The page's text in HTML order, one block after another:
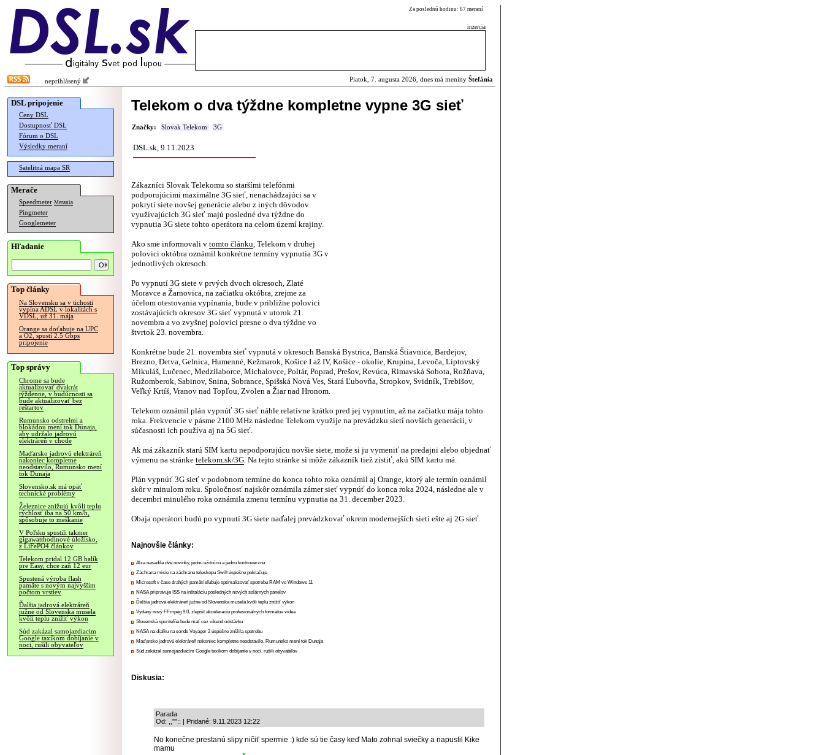
Za poslednú hodinu: 67 meraní
inzercia
neprihlásený Piatok, 7. augusta 2026, dnes má meniny Štefánia
DSL pripojenie
Ceny DSL
Dostupnosť DSL
Fórum o DSL
Výsledky meraní
Satelitná mapa SR
Merače
Speedmeter Merania
Pingmeter
Googlemeter
Hľadanie
Top články
Na Slovensku sa v tichosti
vypína ADSL v lokalitách s
VDSL, už 31. mája
Orange sa doťahuje na UPC
a O2, spustí 2.5 Gbps
pripojenie
Top správy
Chrome sa bude
aktualizovať dvakrát
týždenne, v budúcnosti sa
bude aktualizovať bez
reštartov
Rumunsko odstrelmi a
blokádou mení tok Dunaja,
aby udržalo jadrovú
elektráreň v chode
Maďarsko jadrovú elektráreň
nakoniec kompletne
neodstavilo, Rumunsko mení
tok Dunaja
Slovensko.sk má opäť
technické problémy
Železnice znižujú kvôli teplu
rýchlosť iba na 50 km/h,
spôsobuje to meškanie
V Poľsku spustili takmer
gigawatthodinové úložisko,
z LiFePO4 článkov
Telekom pridal 12 GB balík
pre Easy, chce zaň 12 eur
Spustená výroba flash
pamäte s novým najvyšším
počtom vrstiev
Ďalšia jadrová elektráreň
južne od Slovenska musela
kvôli teplu znížiť výkon
Súd zakázal samojazdiacim
Google taxíkom dobíjanie v
noci, rušili obyvateľov
Telekom o dva týždne kompletne vypne 3G sieť
Značky: Slovak Telekom 3G
DSL.sk, 9.11.2023
Zákazníci Slovak Telekomu so staršími telefónmi
podporujúcimi maximálne 3G sieť, nenachádzajúci sa v
pokrytí siete novšej generácie alebo z iných dôvodov
využívajúcich 3G sieť majú posledné dva týždne do
vypnutia 3G siete tohto operátora na celom území krajiny.
Ako sme informovali v tomto článku, Telekom v druhej
polovici októbra oznámil konkrétne termíny vypnutia 3G v
jednotlivých okresoch.
Po vypnutí 3G siete v prvých dvoch okresoch, Zlaté
Moravce a Žarnovica, na začiatku októbra, zrejme za
účelom otestovania vypínania, bude v približne polovici
zostávajúcich okresov 3G sieť vypnutá v utorok 21.
novembra a vo zvyšnej polovici presne o dva týždne vo
štvrtok 23. novembra.
Konkrétne bude 21. novembra sieť vypnutá v okresoch Banská Bystrica, Banská Štiavnica, Bardejov,
Brezno, Detva, Gelnica, Humenné, Kežmarok, Košice I až IV, Košice - okolie, Krupina, Levoča, Liptovský
Mikuláš, Lučenec, Medzilaborce, Michalovce, Poltár, Poprad, Prešov, Revúca, Rimavská Sobota, Rožňava,
Ružomberok, Sabinov, Snina, Sobrance, Spišská Nová Ves, Stará Ľubovňa, Stropkov, Svidník, Trebišov,
Veľký Krtíš, Vranov nad Topľou, Zvolen a Žiar nad Hronom.
Telekom oznámil plán vypnúť 3G sieť náhle relatívne krátko pred jej vypnutím, až na začiatku mája tohto
roka. Frekvencie v pásme 2100 MHz následne Telekom využije na prevádzku sietí novších generácií, v
súčasnosti ich používa aj na 5G sieť.
Ak má zákazník starú SIM kartu nepodporujúcu novšie siete, može si ju vymeniť na predajni alebo objednať
výmenu na stránke telekom.sk/3G. Na tejto stránke si môže zákazník tiež zistiť, akú SIM kartu má.
Plán vypnúť 3G sieť v podobnom termíne do konca tohto roka oznámil aj Orange, ktorý ale termín oznámil
skôr v minulom roku. Spoločnosť najskôr oznámila zámer sieť vypnúť do konca roka 2024, následne ale v
decembri minulého roka oznámila zmenu termínu vypnutia na 31. december 2023.
Obaja operátori budú po vypnutí 3G siete naďalej prevádzkovať okrem modernejších sietí ešte aj 2G sieť.
Najnovšie články:
Alza nasadila dve novinky, jednu užitočnú a jednu kontroverznú
Záchrana misie na záchranu teleskopu Swift úspešne pokračuje
Microsoft v čase drahých pamätí sľubuje optimalizovať spotrebu RAM vo Windows 11
NASA pripravuje ISS na inštaláciu posledných nových solárnych panelov
Ďalšia jadrová elektráreň južne od Slovenska musela kvôli teplu znížiť výkon
Vydaný nový FFmpeg 9.0, zlepšil akceleráciu profesionálnych formátov videa
Slovenská sporiteľňa bude mať cez víkend odstávku
NASA na diaľku na sonde Voyager 2 úspešne znížila spotrebu
Maďarsko jadrovú elektráreň nakoniec kompletne neodstavilo, Rumunsko mení tok Dunaja
Súd zakázal samojazdiacim Google taxíkom dobíjanie v noci, rušili obyvateľov
Diskusia:
Parada
Od: ,,"":: | Pridané: 9.11.2023 12:22
No konečne prestanú slipy ničiť spermie :) kde sú tie časy keď Mato zohnal sviečky a napustil Kike
mamu